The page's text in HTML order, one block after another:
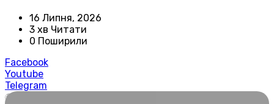
16 Липня, 2026
3 хв Читати
0 Поширили
Facebook
Youtube
Telegram
🌍